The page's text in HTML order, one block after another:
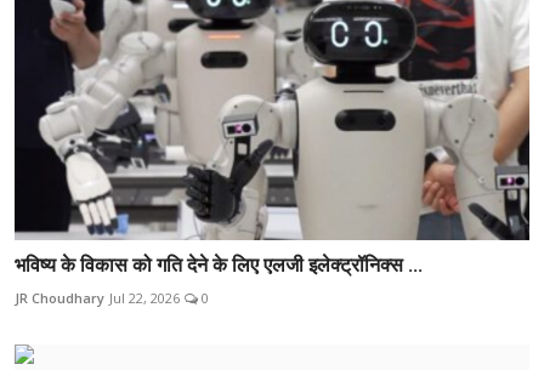
भविष्य के विकास को गति देने के लिए एलजी इलेक्ट्रॉनिक्स ...
JR Choudhary Jul 22, 2026 0